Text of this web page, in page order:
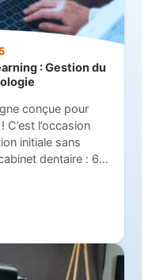
: Gestion du
conçue pour
l’occasion
initiale sans
dentaire : 6